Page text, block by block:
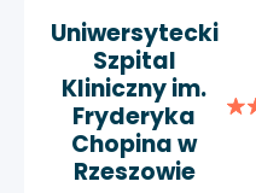
Uniwersytecki
Szpital
Kliniczny im.
Fryderyka
Chopina w
Rzeszowie